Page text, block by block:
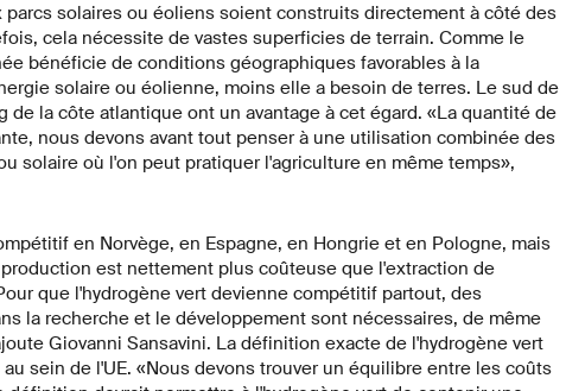
solaires ou éoliens soient construits directement à côté des
cela nécessite de vastes superficies de terrain. Comme le
bénéficie de conditions géographiques favorables à la
solaire ou éolienne, moins elle a besoin de terres. Le sud de
la côte atlantique ont un avantage à cet égard. «La quantité de
nous devons avant tout penser à une utilisation combinée des
solaire où l'on peut pratiquer l'agriculture en même temps»,
en Norvège, en Espagne, en Hongrie et en Pologne, mais
est nettement plus coûteuse que l'extraction de
que l'hydrogène vert devienne compétitif partout, des
la recherche et le développement sont nécessaires, de même
Giovanni Sansavini. La définition exacte de l'hydrogène vert
sein de l'UE. «Nous devons trouver un équilibre entre les coûts